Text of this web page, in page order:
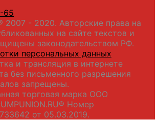
65
2007 - 2020. Авторские права на
на сайте текстов и
законодательством РФ.
персональных данных
и трансляция в интернете
без письменного разрешения
запрещены.
торговая марка ООО
Номер
от 05.03.2019.